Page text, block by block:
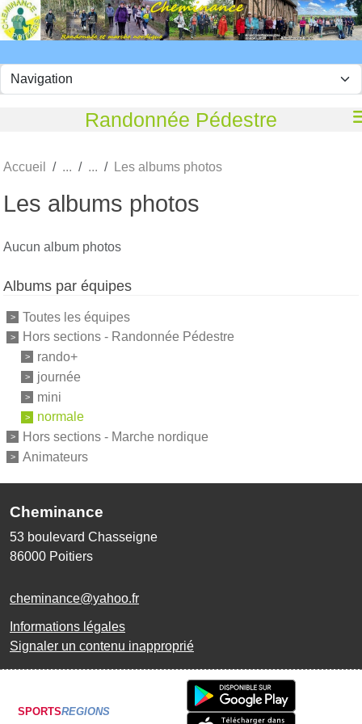
Randonnée Pédestre
Accueil Les albums photos
Les albums photos
Aucun album photos
Albums par équipes
Toutes les équipes
Hors sections - Randonnée Pédestre
rando+
journée
mini
normale
Hors sections - Marche nordique
Animateurs
Cheminance
53 boulevard Chasseigne
86000 Poitiers
cheminance@yahoo.fr
Informations légales
Signaler un contenu inapproprié
SPORTSREGIONS
Panneau de gestion des cookies